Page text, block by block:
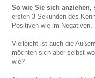
So wie Sie sich anziehen,
ersten 3 Sekunden des
Positiven wie im Negativen.
Vielleicht ist auch die
möchten sich aber selbst
wie?